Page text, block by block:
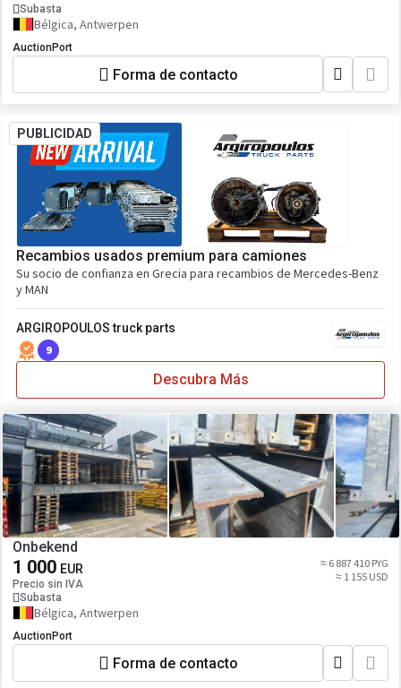
Subasta
Bélgica, Antwerpen
AuctionPort
Forma de contacto
PUBLICIDAD
Recambios usados premium para camiones
Su socio de confianza en Grecia para recambios de Mercedes-Benz
y MAN
ARGIROPOULOS truck parts
9
Descubra Más
Onbekend
1 000 EUR
Precio sin IVA
Subasta
≈ 6 887 410 PYG
≈ 1 155 USD
Bélgica, Antwerpen
AuctionPort
Forma de contacto